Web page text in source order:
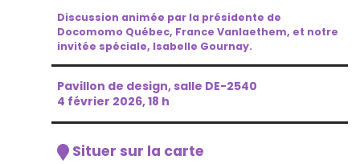
Discussion animée par la présidente de
Docomomo Québec, France Vanlaethem, et notre
invitée spéciale, Isabelle Gournay.
Pavillon de design, salle DE-2540
4 février 2026, 18 h
Situer sur la carte